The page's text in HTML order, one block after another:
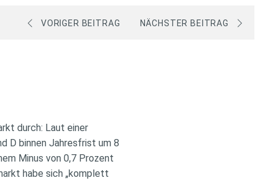
VORIGER BEITRAG NÄCHSTER BEITRAG
durch: Laut einer
D binnen Jahresfrist um 8
Minus von 0,7 Prozent
habe sich „komplett